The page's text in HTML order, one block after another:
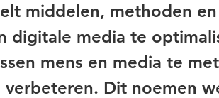
middelen, methoden
digitale media te
mens en media te
Dit noemen